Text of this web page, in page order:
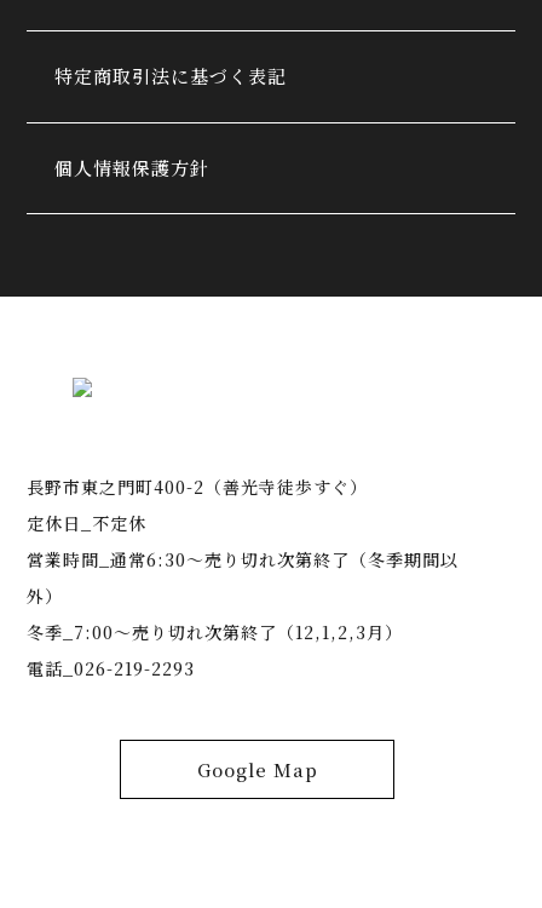
特定商取引法に基づく表記
個人情報保護方針
長野市東之門町400-2（善光寺徒歩すぐ）
定休日_不定休
営業時間_通常6:30～売り切れ次第終了（冬季期間以
外）
冬季_7:00～売り切れ次第終了（12,1,2,3月）
電話_026-219-2293
Google Map